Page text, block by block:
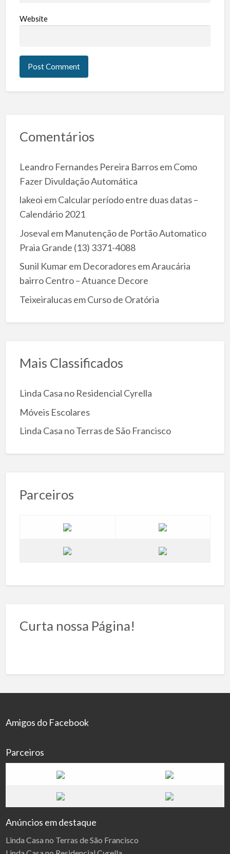
Website
Comentários
Leandro Fernandes Pereira BarrosemComo
Fazer Divuldação Automática
lakeoi emCalcular período entre duas datas –
Calendário 2021
Joseval em Manutenção de Portão Automatico
Praia Grande (13) 3371-4088
Sunil Kumarem Decoradores em Araucária
bairro Centro – Atuance Decore
TeixeiralucasemCurso de Oratória
Mais Classificados
Linda Casa no Residencial Cyrella
Móveis Escolares
Linda Casa no Terras de São Francisco
Parceiros
Curta nossa Página!
Amigos do Facebook
Parceiros
Anúncios em destaque
Linda Casa no Terras de São Francisco